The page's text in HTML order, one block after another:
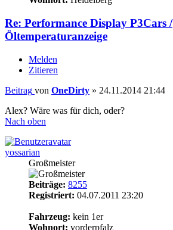
Re: Performance Display P3Cars /
Öltemperaturanzeige
Melden
Zitieren
Beitrag von OneDirty » 24.11.2014 21:44
Alex? Wäre was für dich, oder?
Nach oben
yossarian
Großmeister
Beiträge: 8255
Registriert: 04.07.2011 23:20
Fahrzeug: kein 1er
Wohnort: vorderpfalz